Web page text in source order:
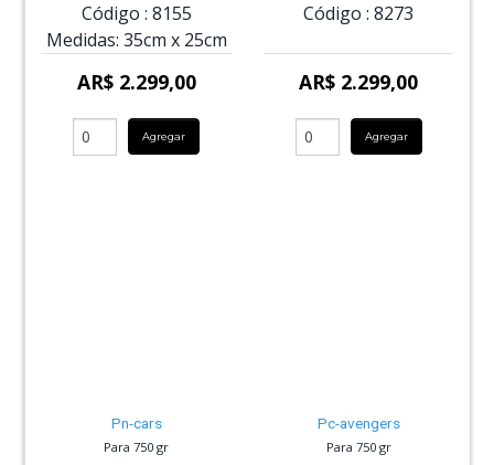
Código : 8155
Medidas: 35cm x 25cm
AR$ 2.299,00
Agregar
Código : 8273
AR$ 2.299,00
Agregar
Pn-cars
Para 750 gr
Pc-avengers
Para 750 gr